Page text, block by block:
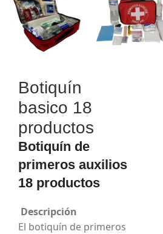
Botiquín
basico 18
productos
Botiquín de
primeros auxilios
18 productos
Descripción
El botiquín de primeros